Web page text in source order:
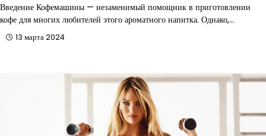
Введение Кофемашины — незаменимый помощник в приготовлении
кофе для многих любителей этого ароматного напитка. Однако,…
13 марта 2024